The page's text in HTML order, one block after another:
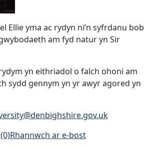
Ellie yma ac rydyn ni’n syfrdanu bob
am fyd natur yn Sir
yn eithriadol o falch ohoni am
sydd gennym yn yr awyr agored yn
Rhannwch ar e-bost